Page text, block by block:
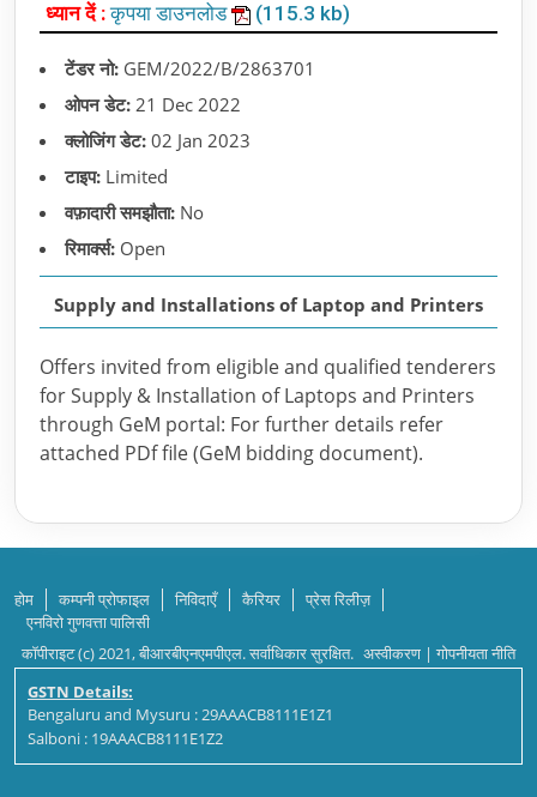
ध्यान दें :कृपया डाउनलोड (115.3 kb)
टेंडर नो: GEM/2022/B/2863701
ओपन डेट: 21 Dec 2022
क्लोजिंग डेट: 02 Jan 2023
टाइप: Limited
वफ़ादारी समझौता: No
रिमार्क्स: Open
Supply and Installations of Laptop and Printers
Offers invited from eligible and qualified tenderers
for Supply & Installation of Laptops and Printers
through GeM portal: For further details refer
attached PDf file (GeM bidding document).
होम कम्पनी प्रोफाइल निविदाएँ कैरियर
प्रेस रिलीज़
एनविरो गुणवत्ता पालिसी
कॉपीराइट (c) 2021, बीआरबीएनएमपीएल. सर्वाधिकार सुरक्षित. अस्वीकरण |गोपनीयता नीति
GSTN Details:
Bengaluru and Mysuru : 29AAACB8111E1Z1
Salboni : 19AAACB8111E1Z2